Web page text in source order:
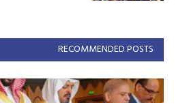
RECOMMENDED POSTS